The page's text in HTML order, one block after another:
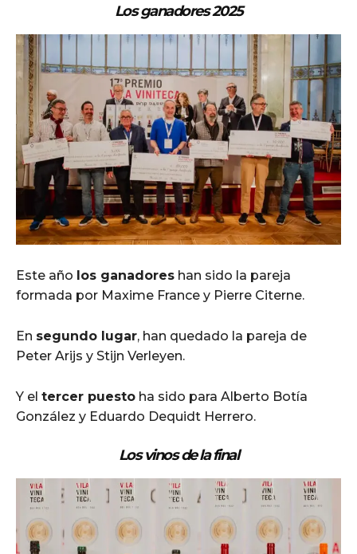
Los ganadores 2025
Este año los ganadores han sido la pareja
formada por Maxime France y Pierre Citerne.
En segundo lugar, han quedado la pareja de
Peter Arijs y Stijn Verleyen.
Y el tercer puesto ha sido para Alberto Botía
González y Eduardo Dequidt Herrero.
Los vinos de la final